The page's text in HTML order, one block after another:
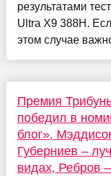
результатами
Ultra X9 388H.
этом случае
Премия
победил в
блог»,
Губерниев –
видах, Ребров